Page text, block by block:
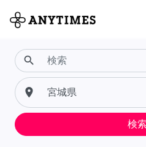
search
place
検索